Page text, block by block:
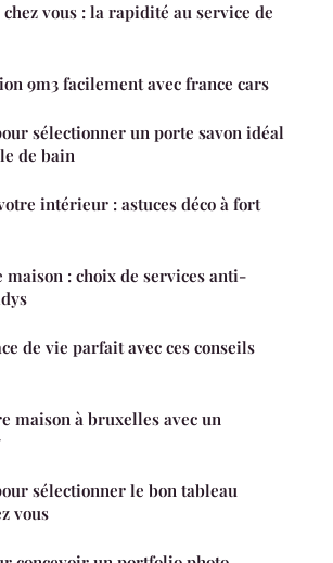
vous : la rapidité au service de
9m3 facilement avec france cars
sélectionner un porte savon idéal
de bain
intérieur : astuces déco à fort
maison : choix de services anti-
de vie parfait avec ces conseils
maison à bruxelles avec un
sélectionner le bon tableau
vous